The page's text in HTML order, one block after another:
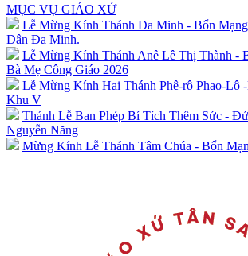
MỤC VỤ GIÁO XỨ
Lễ Mừng Kính Thánh Đa Minh - Bổn
Dân Đa Minh.
Lễ Mừng Kính Thánh Anê Lê Thị Thành -
Bà Mẹ Công Giáo 2026
Lễ Mừng Kính Hai Thánh Phê-rô Phao-Lô
Khu V
Thánh Lễ Ban Phép Bí Tích Thêm Sức -
Nguyễn Năng
Mừng Kính Lễ Thánh Tâm Chúa - Bổn